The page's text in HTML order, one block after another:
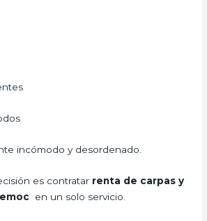
incómodo y desordenado.
es contratar renta de carpas y
en un solo servicio.